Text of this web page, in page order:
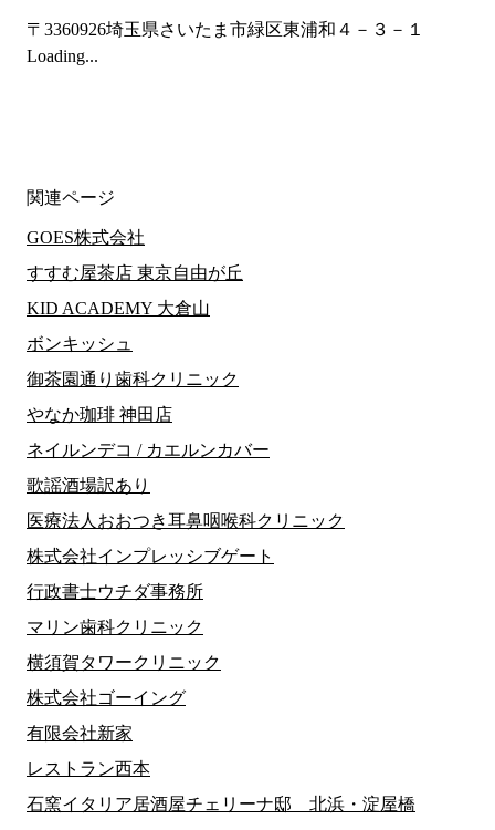
〒3360926埼玉県さいたま市緑区東浦和４－３－１
Loading...
関連ページ
GOES株式会社
すすむ屋茶店 東京自由が丘
KID ACADEMY 大倉山
ボンキッシュ
御茶園通り歯科クリニック
やなか珈琲 神田店
ネイルンデコ / カエルンカバー
歌謡酒場訳あり
医療法人おおつき耳鼻咽喉科クリニック
株式会社インプレッシブゲート
行政書士ウチダ事務所
マリン歯科クリニック
横須賀タワークリニック
株式会社ゴーイング
有限会社新家
レストラン西本
石窯イタリア居酒屋チェリーナ邸 北浜・淀屋橋